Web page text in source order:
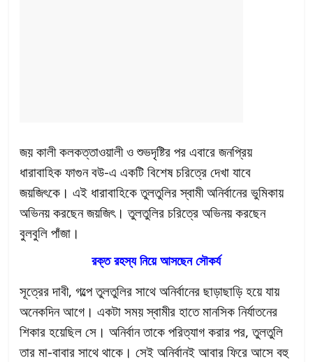
জয় কালী কলকত্তাওয়ালী ও শুভদৃষ্টির পর এবারে জনপ্রিয়
ধারাবাহিক ফাগুন বউ-এ একটি বিশেষ চরিত্রে দেখা যাবে
জয়জিৎকে। এই ধারাবাহিকে তুলতুলির স্বামী অনির্বানের ভুমিকায়
অভিনয় করছেন জয়জিৎ। তুলতুলির চরিত্রে অভিনয় করছেন
বুলবুলি পাঁজা।
রক্ত রহস্য নিয়ে আসছেন সৌকর্য
সূত্রের দাবী, গল্পে তুলতুলির সাথে অনির্বানের ছাড়াছাড়ি হয়ে যায়
অনেকদিন আগে। একটা সময় স্বামীর হাতে মানসিক নির্যাতনের
শিকার হয়েছিল সে। অনির্বান তাকে পরিত্যাগ করার পর, তুলতুলি
তার মা-বাবার সাথে থাকে। সেই অনির্বানই আবার ফিরে আসে বহু